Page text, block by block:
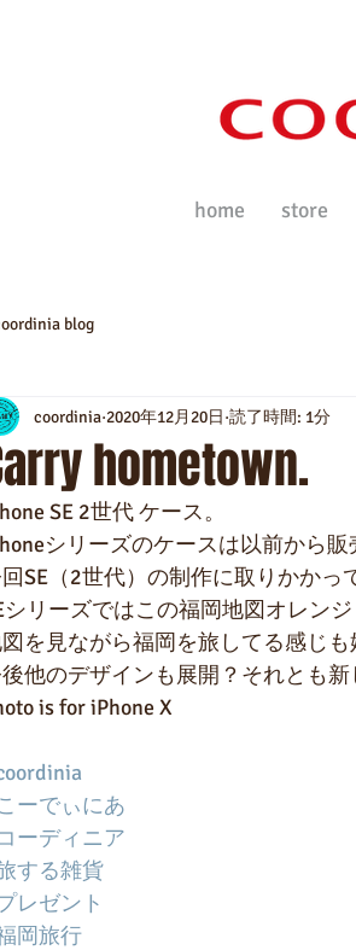
home store
blog
hometown.
coordinia 2020年12月20日 読了時間: 1分
SE 2世代 ケース。
シリーズのケースは以前から販
SE（2世代）の制作に取りかかっ
シリーズではこの福岡地図オレン
を見ながら福岡を旅してる感じも
他のデザインも展開？それとも
is for iPhone X
ーでぃにあ
ーディニア
する雑貨
レゼント
岡旅行